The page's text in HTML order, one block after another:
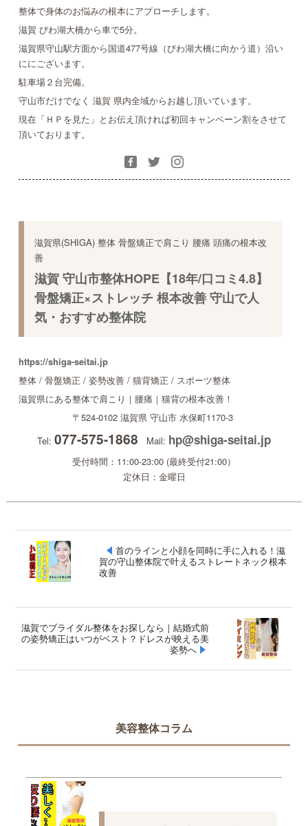
整体で身体のお悩みの根本にアプローチします。
滋賀 びわ湖大橋から車で5分。
滋賀県守山駅方面から国道477号線（びわ湖大橋に向かう道）沿い
ににございます。
駐車場２台完備。
守山市だけでなく 滋賀 県内全域からお越し頂いています。
現在「ＨＰを見た」とお伝え頂ければ初回キャンペーン割をさせて
頂いております。
滋賀県(SHIGA) 整体 骨盤矯正で肩こり 腰痛 頭痛の根本改
善
滋賀 守山市整体HOPE【18年/口コミ4.8】
骨盤矯正×ストレッチ 根本改善 守山で人
気・おすすめ整体院
https://shiga-seitai.jp
整体 / 骨盤矯正 / 姿勢改善 / 猫背矯正 / スポーツ整体
滋賀県にある整体で肩こり｜腰痛｜猫背の根本改善！
〒524-0102 滋賀県 守山市 水保町1170-3
Tel:077-575-1868 Mail: hp@shiga-seitai.jp
受付時間：11:00-23:00 (最終受付21:00）
定休日：金曜日
首のラインと小顔を同時に手に入れる！滋
賀の守山整体院で叶えるストレートネック根本
改善
滋賀でブライダル整体をお探しなら｜結婚式前
の姿勢矯正はいつがベスト？ドレスが映える美
姿勢へ
美容整体コラム